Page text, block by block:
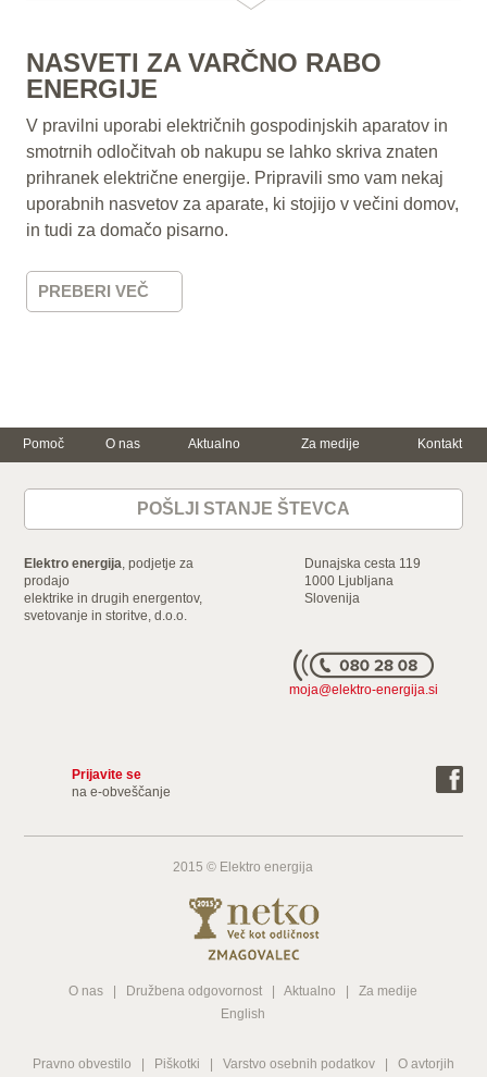
NASVETI ZA VARČNO RABO
ENERGIJE
V pravilni uporabi električnih gospodinjskih aparatov in
smotrnih odločitvah ob nakupu se lahko skriva znaten
prihranek električne energije. Pripravili smo vam nekaj
uporabnih nasvetov za aparate, ki stojijo v večini domov,
in tudi za domačo pisarno.
PREBERI VEČ
Za dom
Storitve
Dokumenti in
ceniki
Za podjetje
Električna energija
Mala in srednja
Velika podjetja in
industrija
Trajnostna
energija in
Varčujte skupaj z
nami
Ogrevanje z
Gospodinjski
Pomoč O nas Aktualno Za medije Kontakt
POŠLJI STANJE ŠTEVCA
Elektro energija, podjetje za
prodajo
elektrike in drugih energentov,
svetovanje in storitve, d.o.o.
Dunajska cesta 119
1000 Ljubljana
Slovenija
moja@elektro-energija.si
Prijavite se
na e-obveščanje
2015 © Elektro energija
O nas Družbena odgovornost |Aktualno |Za medije
English
Pravno obvestilo Piškotki Varstvo osebnih podatkov| O avtorjih